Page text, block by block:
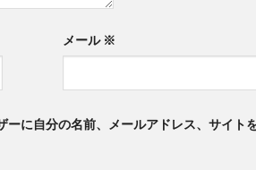
メール ※
に自分の名前、メールアドレス、サイトを